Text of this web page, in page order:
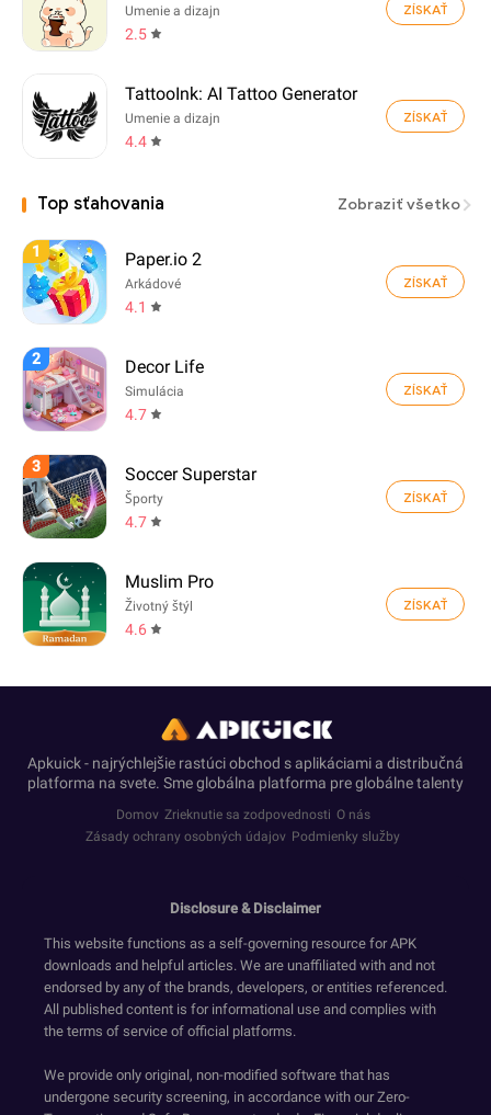
Umenie a dizajn
2.5
ZÍSKAŤ
TattooInk: AI Tattoo Generator
Umenie a dizajn
4.4
ZÍSKAŤ
Top sťahovania Zobraziť všetko
1 Paper.io 2
Arkádové
4.1
ZÍSKAŤ
2 Decor Life
Simulácia
4.7
ZÍSKAŤ
3 Soccer Superstar
Športy
4.7
ZÍSKAŤ
Muslim Pro
Životný štýl
4.6
ZÍSKAŤ
Apkuick - najrýchlejšie rastúci obchod s aplikáciami a distribučná
platforma na svete. Sme globálna platforma pre globálne talenty
Domov Zrieknutie sa zodpovednosti O nás
Zásady ochrany osobných údajov Podmienky služby
Disclosure & Disclaimer
This website functions as a self-governing resource for APK
downloads and helpful articles. We are unaffiliated with and not
endorsed by any of the brands, developers, or entities referenced.
All published content is for informational use and complies with
the terms of service of official platforms.
We provide only original, non-modified software that has
undergone security screening, in accordance with our Zero-